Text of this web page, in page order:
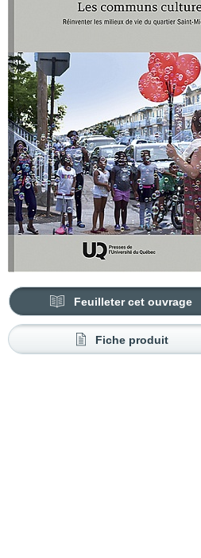
Feuilleter cet ouvrage
Fiche produit